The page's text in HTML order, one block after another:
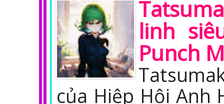
linh
Punch
của Hiệp Hội Anh